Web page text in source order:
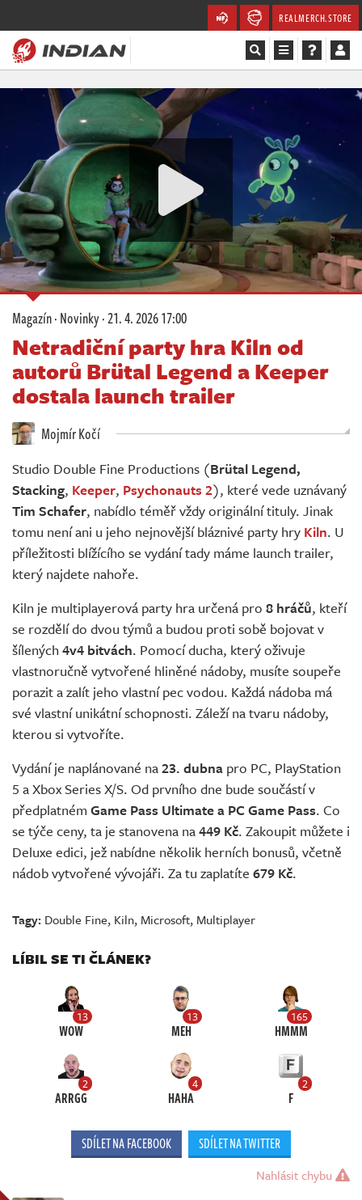
REALMERCH.STORE
Magazín
Videa
Soutěže
Databáze
Komunita
Redakce
Živě
Magazín·Novinky·21. 4. 2026 17:00
Netradiční party hra Kiln od
autorů Brütal Legend a Keeper
dostala launch trailer
Mojmír Kočí
Studio Double Fine Productions (Brütal Legend,
Stacking, Keeper, Psychonauts 2), které vede uznávaný
Tim Schafer, nabídlo téměř vždy originální tituly. Jinak
tomu není ani u jeho nejnovější bláznivé party hry Kiln. U
příležitosti blížícího se vydání tady máme launch trailer,
který najdete nahoře.
Kiln je multiplayerová party hra určená pro 8 hráčů, kteří
se rozdělí do dvou týmů a budou proti sobě bojovat v
šílených 4v4 bitvách. Pomocí ducha, který oživuje
vlastnoručně vytvořené hliněné nádoby, musíte soupeře
porazit a zalít jeho vlastní pec vodou. Každá nádoba má
své vlastní unikátní schopnosti. Záleží na tvaru nádoby,
kterou si vytvoříte.
Vydání je naplánované na23. dubna pro PC, PlayStation
5 a Xbox Series X/S. Od prvního dne bude součástí v
předplatném Game Pass Ultimate a PC Game Pass. Co
se týče ceny, ta je stanovena na449 Kč. Zakoupit můžete i
Deluxe edici, jež nabídne několik herních bonusů, včetně
nádob vytvořené vývojáři. Za tu zaplatíte 679 Kč.
Tagy: Double Fine, Kiln, Microsoft, Multiplayer
LÍBIL SE TI ČLÁNEK?
13
WOW
13
MEH
165
HMMM
2
ARRGG
4
HAHA
2
F
SDÍLET NA FACEBOOK SDÍLET NA TWITTER
Nahlásit chybu